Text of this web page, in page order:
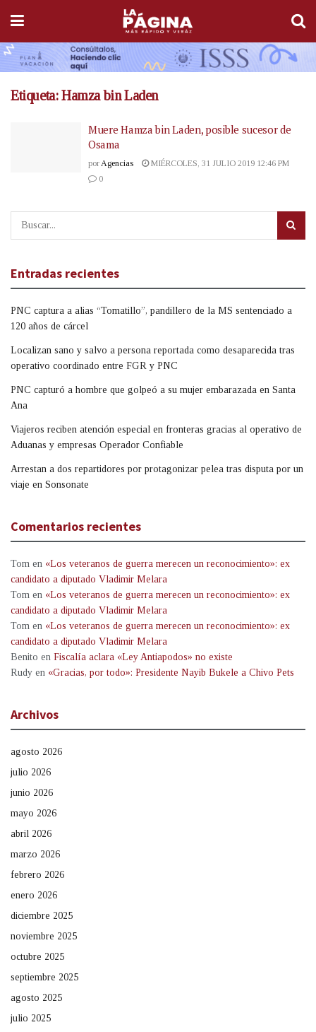
Etiqueta:Hamza bin Laden
Muere Hamza bin Laden, posible sucesor de
Osama
por Agencias
MIÉRCOLES, 31 JULIO 2019 12:46 PM
0
Entradas recientes
PNC captura a alias “Tomatillo”, pandillero de la MS sentenciado a
120 años de cárcel
Localizan sano y salvo a persona reportada como desaparecida tras
operativo coordinado entre FGR y PNC
PNC capturó a hombre que golpeó a su mujer embarazada en Santa
Ana
Viajeros reciben atención especial en fronteras gracias al operativo de
Aduanas y empresas Operador Confiable
Arrestan a dos repartidores por protagonizar pelea tras disputa por un
viaje en Sonsonate
Comentarios recientes
Tom en «Los veteranos de guerra merecen un reconocimiento»: ex
candidato a diputado Vladimir Melara
Tom en «Los veteranos de guerra merecen un reconocimiento»: ex
candidato a diputado Vladimir Melara
Tom en «Los veteranos de guerra merecen un reconocimiento»: ex
candidato a diputado Vladimir Melara
Benito en Fiscalía aclara «Ley Antiapodos» no existe
Rudy en «Gracias, por todo»: Presidente Nayib Bukele a Chivo Pets
Archivos
agosto 2026
julio 2026
junio 2026
mayo 2026
abril 2026
marzo 2026
febrero 2026
enero 2026
diciembre 2025
noviembre 2025
octubre 2025
septiembre 2025
agosto 2025
julio 2025